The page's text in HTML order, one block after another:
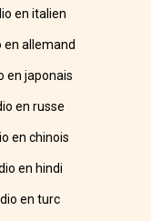
en italien
en allemand
en japonais
en russe
en chinois
en hindi
en turc